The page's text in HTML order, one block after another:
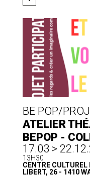
BE POP/
ATELIER
BEPOP -
17.03 >
13H30
CENTRE CULTUREL
LIBERT, 26 - 1410